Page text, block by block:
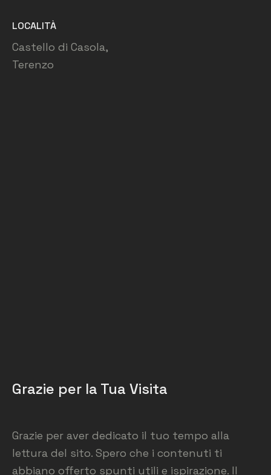
LOCALITÀ
Castello di Casola,
Terenzo
Grazie per la Tua Visita
Grazie per aver dedicato il tuo tempo alla
lettura del sito. Spero che i contenuti ti
abbiano offerto spunti utili e ispirazione. Il